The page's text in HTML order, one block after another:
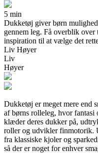
5 min
Dukketøj giver børn
gennem leg. Få overblik over
inspiration til at vælge det
Liv Høyer
Liv
Høyer
Dukketøj er meget mere end
af børns rolleleg, hvor
klæder deres dukker på,
roller og udvikler finmotorik.
fra klassiske kjoler og
så der er noget for enhver